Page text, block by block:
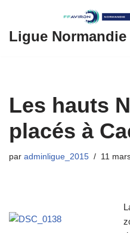
Aller
Ligue
Les hauts
placés à
par adminligue_2015 11